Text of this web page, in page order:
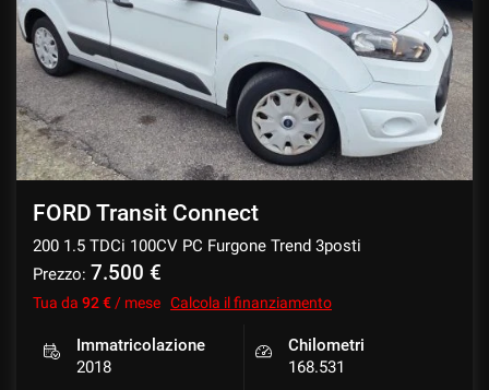
CONTATTI
NEWS
FORD Transit Connect
200 1.5 TDCi 100CV PC Furgone Trend 3posti
Prezzo: 7.500 €
Tua da 92 € / mese Calcola il finanziamento
Immatricolazione
2018
Chilometri
168.531
tracciamento
che
adottiamo
per
offrire
le
funzionalità
e
svolgere
le
attività
di
seguito
descritte.
Per
ottenere
maggiori
informazioni